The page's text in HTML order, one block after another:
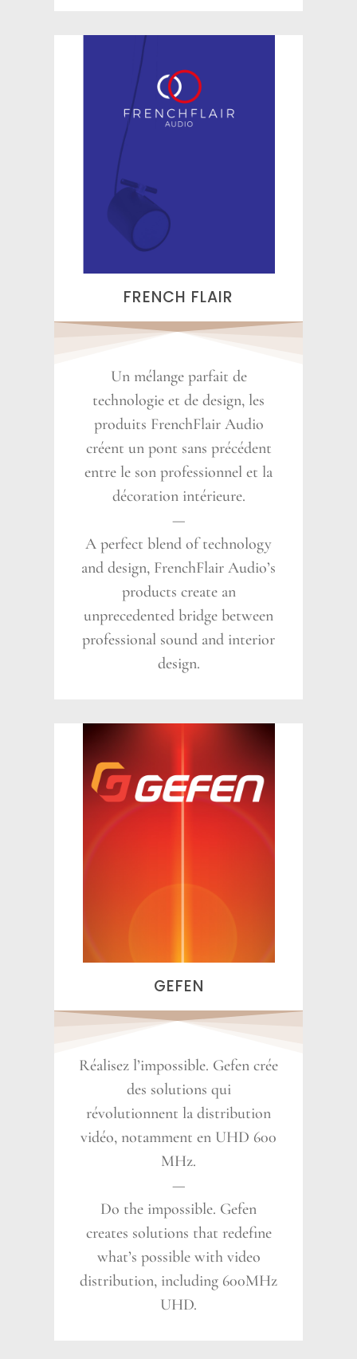
FRENCH FLAIR
Un mélange parfait de
technologie et de design, les
produits FrenchFlair Audio
créent un pont sans précédent
entre le son professionnel et la
décoration intérieure.
—
A perfect blend of technology
and design, FrenchFlair Audio’s
products create an
unprecedented bridge between
professional sound and interior
design.
GEFEN
Réalisez l’impossible. Gefen crée
des solutions qui
révolutionnent la distribution
vidéo, notamment en UHD 600
MHz.
—
Do the impossible. Gefen
creates solutions that redefine
what’s possible with video
distribution, including 600MHz
UHD.